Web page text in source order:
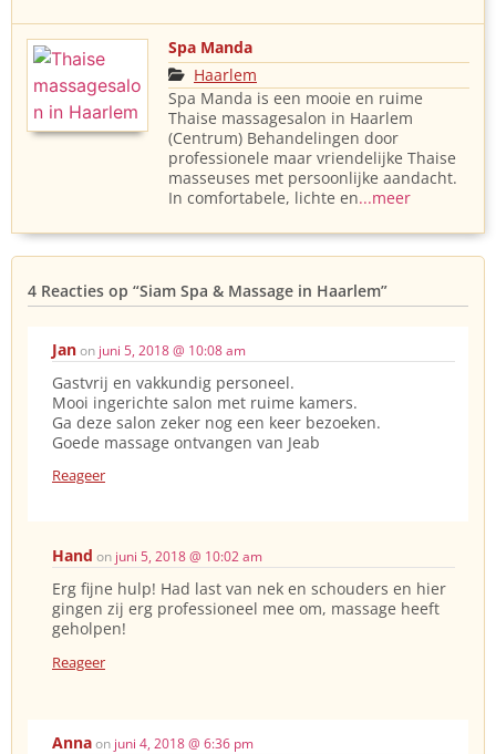
Spa Manda
Haarlem
Spa Manda is een mooie en ruime
Thaise massagesalon in Haarlem
(Centrum) Behandelingen door
professionele maar vriendelijke Thaise
masseuses met persoonlijke aandacht.
In comfortabele, lichte en...meer
4 Reacties op “Siam Spa & Massage in Haarlem”
Janon juni 5, 2018 @ 10:08 am
Gastvrij en vakkundig personeel.
Mooi ingerichte salon met ruime kamers.
Ga deze salon zeker nog een keer bezoeken.
Goede massage ontvangen van Jeab
Reageer
Hand on juni 5, 2018 @ 10:02 am
Erg fijne hulp! Had last van nek en schouders en hier
gingen zij erg professioneel mee om, massage heeft
geholpen!
Reageer
Annaon juni 4, 2018 @ 6:36 pm